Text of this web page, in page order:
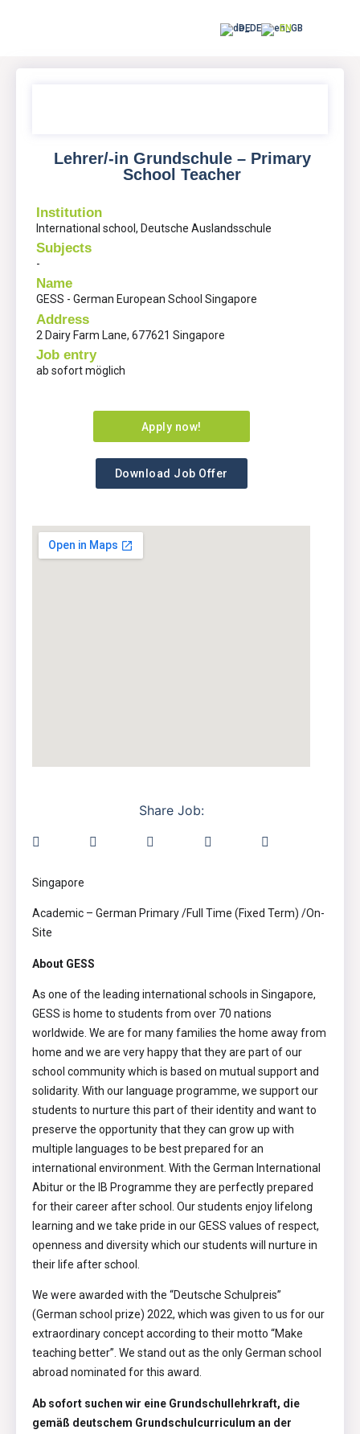
DE EN
Lehrer/-in Grundschule – Primary
School Teacher
Institution
International school, Deutsche Auslandsschule
Subjects
-
Name
GESS - German European School Singapore
Address
2 Dairy Farm Lane, 677621 Singapore
Job entry
ab sofort möglich
Apply now!
Download Job Offer
Share Job:
Singapore
Academic – German Primary /Full Time (Fixed Term) /On-
Site
About GESS
As one of the leading international schools in Singapore,
GESS is home to students from over 70 nations
worldwide. We are for many families the home away from
home and we are very happy that they are part of our
school community which is based on mutual support and
solidarity. With our language programme, we support our
students to nurture this part of their identity and want to
preserve the opportunity that they can grow up with
multiple languages to be best prepared for an
international environment. With the German International
Abitur or the IB Programme they are perfectly prepared
for their career after school. Our students enjoy lifelong
learning and we take pride in our GESS values of respect,
openness and diversity which our students will nurture in
their life after school.
We were awarded with the “Deutsche Schulpreis”
(German school prize) 2022, which was given to us for our
extraordinary concept according to their motto “Make
teaching better”. We stand out as the only German school
abroad nominated for this award.
Ab sofort suchen wir eine Grundschullehrkraft, die
gemäß deutschem Grundschulcurriculum an der